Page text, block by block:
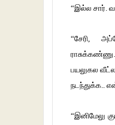
“இல்ல சார்.
“சேரி,
பயலுகல
நடந்துக்க..
“இனிமேலு